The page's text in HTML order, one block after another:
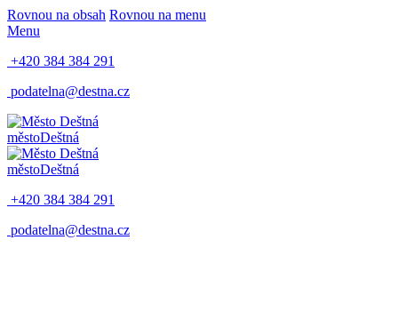
Rovnou na obsah Rovnou na menu
Menu
+420 384 384 291
podatelna@destna.cz
městoDeštná
městoDeštná
+420 384 384 291
podatelna@destna.cz